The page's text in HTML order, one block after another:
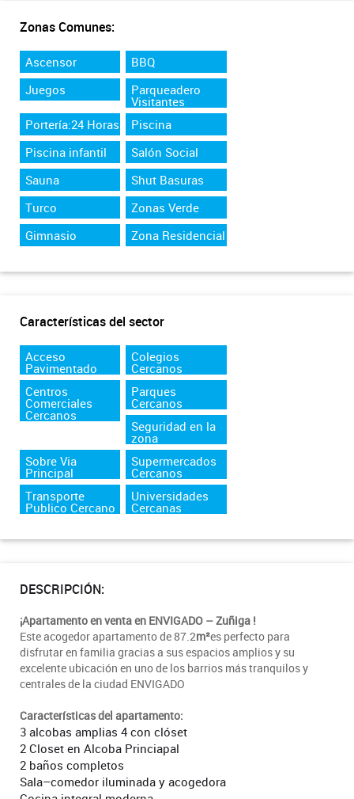
Zonas Comunes:
Ascensor
BBQ
Juegos
Parqueadero
Visitantes
Portería:24 Horas
Piscina
Piscina infantil
Salón Social
Sauna
Shut Basuras
Turco
Zonas Verde
Gimnasio
Zona Residencial
Características del sector
Acceso
Pavimentado
Colegios
Cercanos
Centros
Comerciales
Cercanos
Parques
Cercanos
Seguridad en la
zona
Sobre Via
Principal
Supermercados
Cercanos
Transporte
Publico Cercano
Universidades
Cercanas
DESCRIPCIÓN:
¡Apartamento en venta en ENVIGADO – Zuñiga !
Este acogedor apartamento de 87.2m²es perfecto para
disfrutar en familia gracias a sus espacios amplios y su
excelente ubicación en uno de los barrios más tranquilos y
centrales de la ciudad ENVIGADO
Características del apartamento:
3 alcobas amplias 4 con clóset
2 Closet en Alcoba Princiapal
2 baños completos
Sala–comedor iluminada y acogedora